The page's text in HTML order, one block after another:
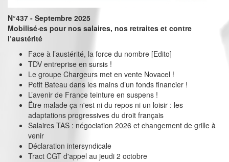
N°437 - Septembre 2025
Mobilisé·es pour nos salaires, nos retraites et contre
l’austérité
Face à l’austérité, la force du nombre [Edito]
TDV entreprise en sursis !
Le groupe Chargeurs met en vente Novacel !
Petit Bateau dans les mains d’un fonds financier !
L’avenir de France teinture en suspens !
Être malade ça n'est ni du repos ni un loisir : les
adaptations progressives du droit français
Salaires TAS : négociation 2026 et changement de grille à
venir
Déclaration intersyndicale
Tract CGT d'appel au jeudi 2 octobre